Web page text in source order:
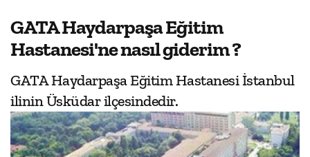
GATA Haydarpaşa Eğitim
Hastanesi'ne nasıl giderim ?
GATA Haydarpaşa Eğitim Hastanesi İstanbul
ilinin Üsküdar ilçesindedir.